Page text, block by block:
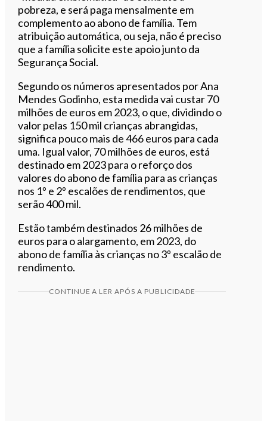
pobreza, e será paga mensalmente em
complemento ao abono de família. Tem
atribuição automática, ou seja, não é preciso
que a família solicite este apoio junto da
Segurança Social.
Segundo os números apresentados por Ana
Mendes Godinho, esta medida vai custar 70
milhões de euros em 2023, o que, dividindo o
valor pelas 150 mil crianças abrangidas,
significa pouco mais de 466 euros para cada
uma. Igual valor, 70 milhões de euros, está
destinado em 2023 para o reforço dos
valores do abono de família para as crianças
nos 1º e 2º escalões de rendimentos, que
serão 400 mil.
Estão também destinados 26 milhões de
euros para o alargamento, em 2023, do
abono de família às crianças no 3º escalão de
rendimento.
CONTINUE A LER APÓS A PUBLICIDADE